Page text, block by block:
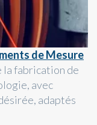
de Mesure
la fabrication de
avec
adaptés